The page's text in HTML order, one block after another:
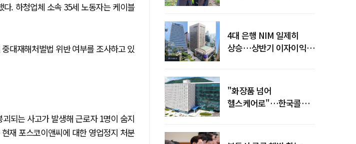
. 하청업체 소속 35세 노동자는 케이블
대재해처벌법 위반 여부를 조사하고 있
되는 사고가 발생해 근로자 1명이 숨지
재 포스코이앤씨에 대한 영업정지 처분
4대 은행 NIM 일제히
상승…상반기 이자이익
"화장품 넘어
헬스케어로"…한국콜마,